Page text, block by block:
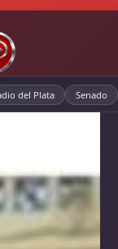
del Plata Senado